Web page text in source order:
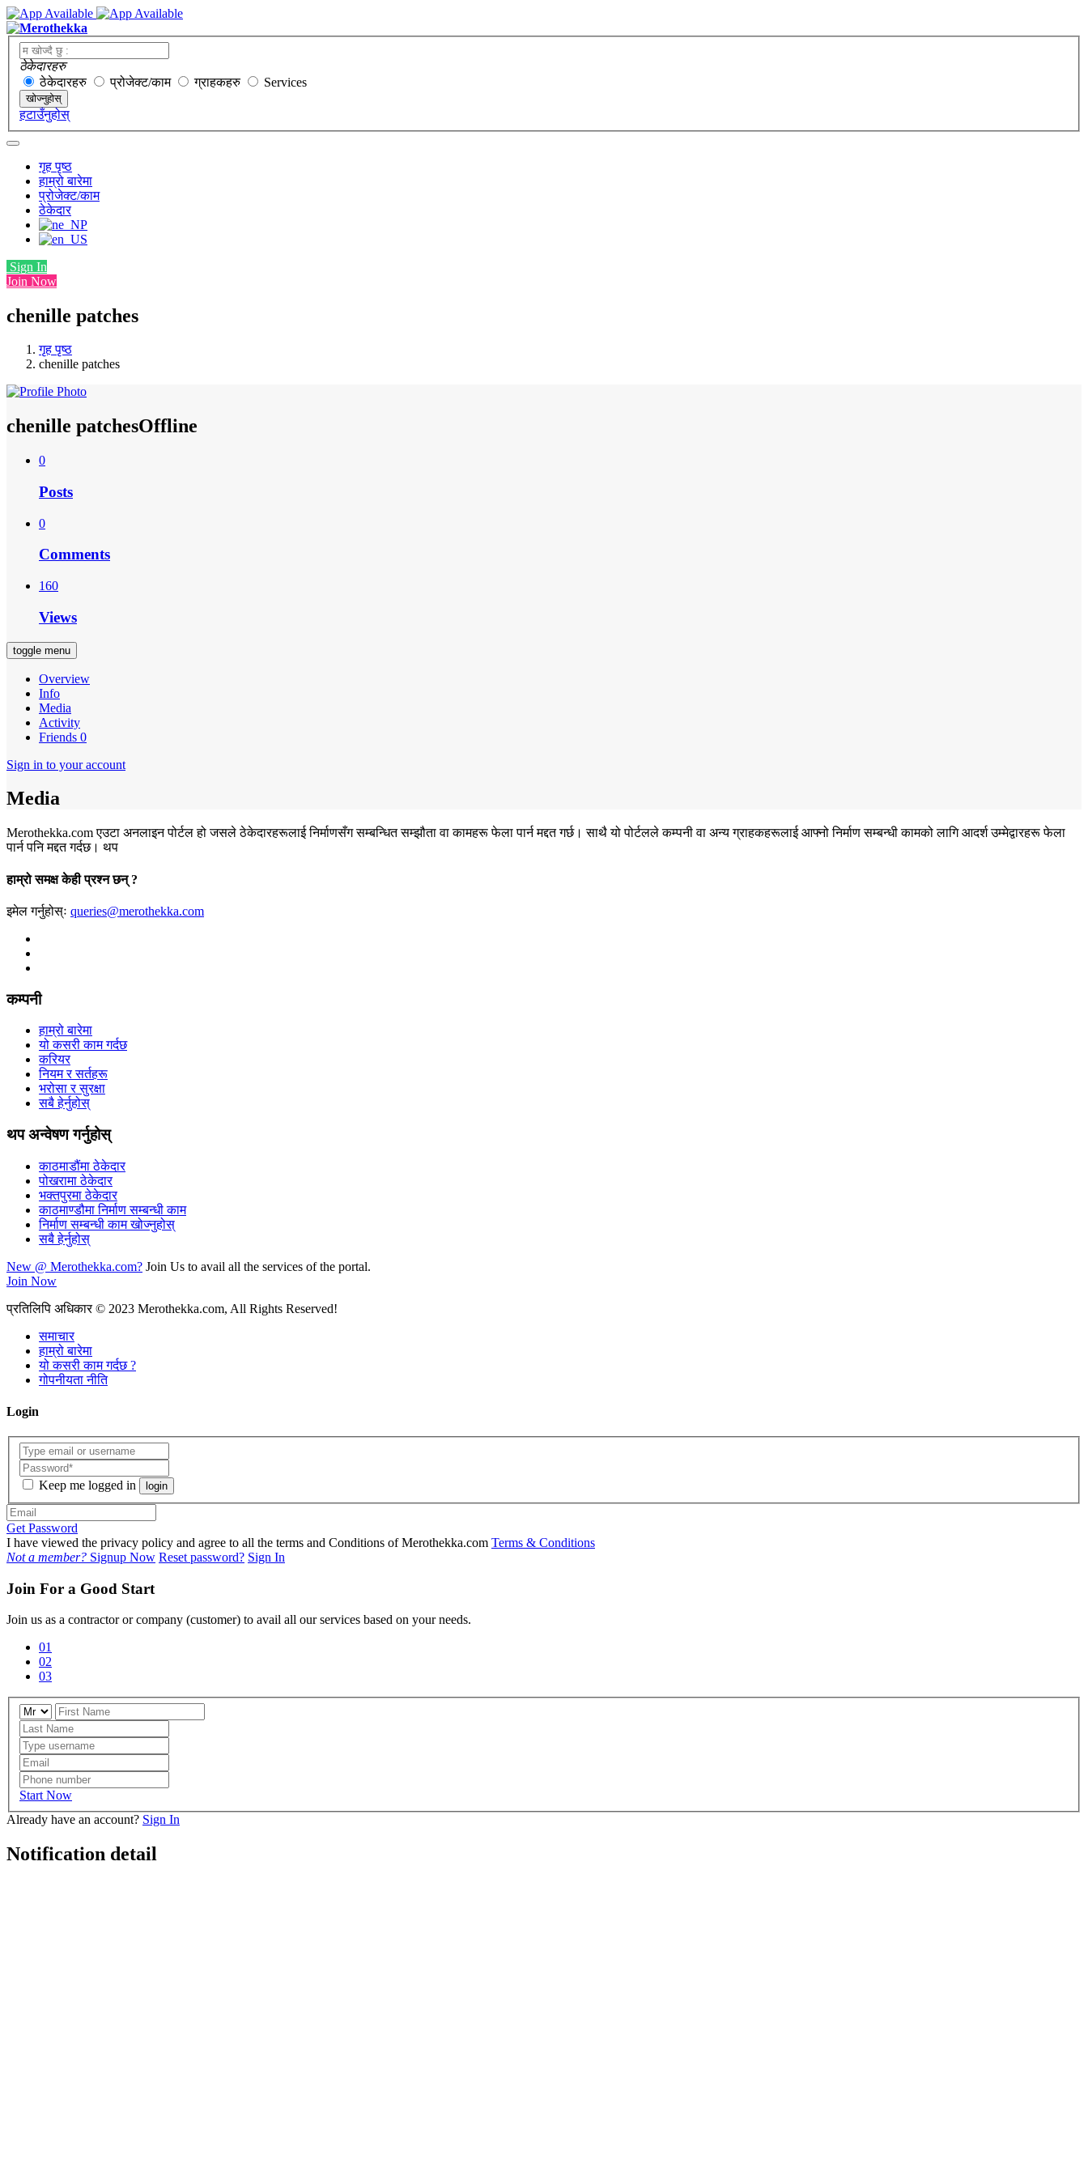
ठेकेदारहरु
ठेकेदारहरु
प्रोजेक्ट/काम ग्राहकहरु Services
खोज्नुहोस्
हटाउँनुहोस्
गृह पृष्ठ
हाम्रो बारेमा
प्रोजेक्ट/काम
ठेकेदार
Sign In
Join Now
chenille patches
गृह पृष्ठ
chenille patches
chenille patchesOffline
0
Posts
0
Comments
160
Views
toggle menu
Overview
Info
Media
Activity
Friends 0
Sign in to your account
Media
Merothekka.com एउटा अनलाइन पोर्टल हो जसले ठेकेदारहरूलाई निर्माणसँग सम्बन्धित सम्झौता वा कामहरू फेला पार्न मद्दत गर्छ। साथै यो पोर्टलले कम्पनी वा अन्य ग्राहकहरूलाई आफ्नो निर्माण सम्बन्धी कामको लागि आदर्श उम्मेद्वारहरू फेला
पार्न पनि मद्दत गर्दछ। थप
हाम्रो समक्ष केही प्रश्न छन् ?
इमेल गर्नुहोस्ः queries@merothekka.com
कम्पनी
हाम्रो बारेमा
यो कसरी काम गर्दछ
करियर
नियम र सर्तहरू
भरोसा र सुरक्षा
सबै हेर्नुहोस्
थप अन्वेषण गर्नुहोस्
काठमाडौंमा ठेकेदार
पोखरामा ठेकेदार
भक्तपुरमा ठेकेदार
काठमाण्डौमा निर्माण सम्बन्धी काम
निर्माण सम्बन्धी काम खोज्नुहोस्
सबै हेर्नुहोस्
New @ Merothekka.com? Join Us to avail all the services of the portal.
Join Now
प्रतिलिपि अधिकार© 2023 Merothekka.com, All Rights Reserved!
समाचार
हाम्रो बारेमा
यो कसरी काम गर्दछ ?
गोपनीयता नीति
Login
Keep me logged in login
Get Password
I have viewed the privacy policy and agree to all the terms and Conditions of Merothekka.com Terms & Conditions
Not a member? Signup Now Reset password? Sign In
Join For a Good Start
Join us as a contractor or company (customer) to avail all our services based on your needs.
01
02
03
Start Now
Already have an account? Sign In
Notification detail